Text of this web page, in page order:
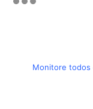
Monitore todos